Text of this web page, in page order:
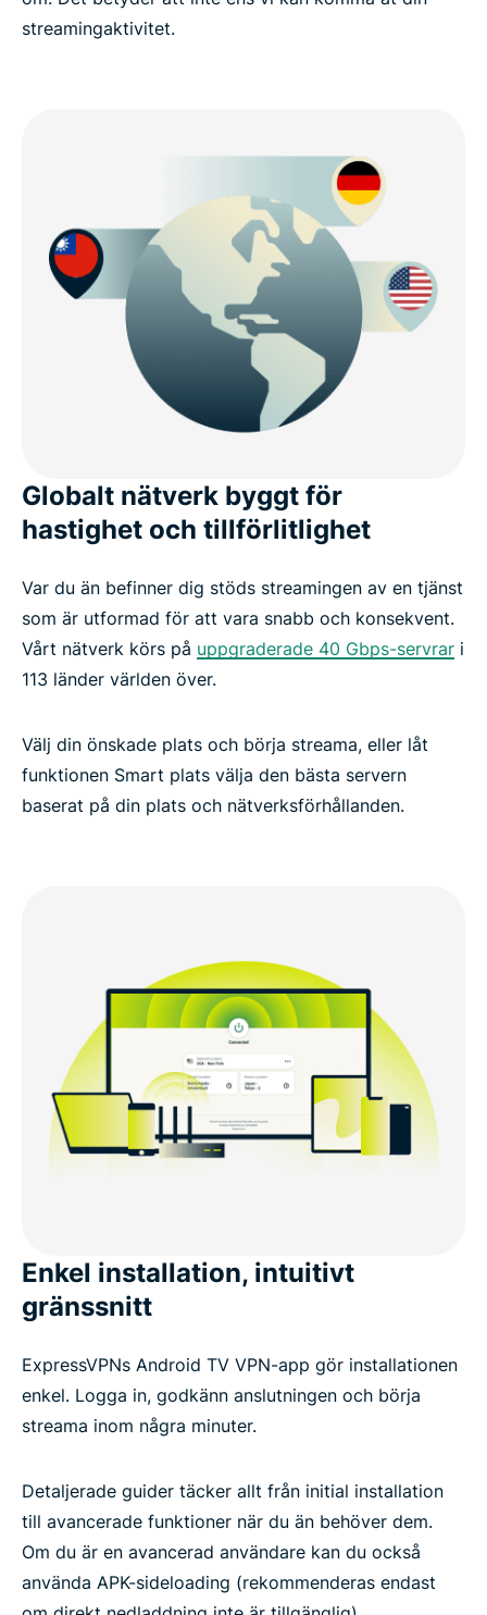
streamingaktivitet.
Globalt nätverk byggt för
hastighet och tillförlitlighet
Var du än befinner dig stöds streamingen av en tjänst
som är utformad för att vara snabb och konsekvent.
Vårt nätverk körs på uppgraderade 40 Gbps-servrar i
113 länder världen över.
Välj din önskade plats och börja streama, eller låt
funktionen Smart plats välja den bästa servern
baserat på din plats och nätverksförhållanden.
Enkel installation, intuitivt
gränssnitt
ExpressVPNs Android TV VPN-app gör installationen
enkel. Logga in, godkänn anslutningen och börja
streama inom några minuter.
Detaljerade guider täcker allt från initial installation
till avancerade funktioner när du än behöver dem.
Om du är en avancerad användare kan du också
använda APK-sideloading (rekommenderas endast